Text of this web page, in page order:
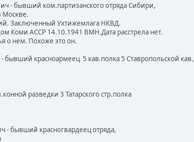
- бывший ком.партизанского отряда Сибири,
Заключенный Ухтижемлага НКВД.
Коми АССР 14.10.1941 ВМН.Дата расстрела нет.
о нем. Похоже это он.
бывший красноармеец 5 кав.полка 5 Ставропольской
разведки 3 Татарского стр.полка
- бывший красногвардеец отряда,